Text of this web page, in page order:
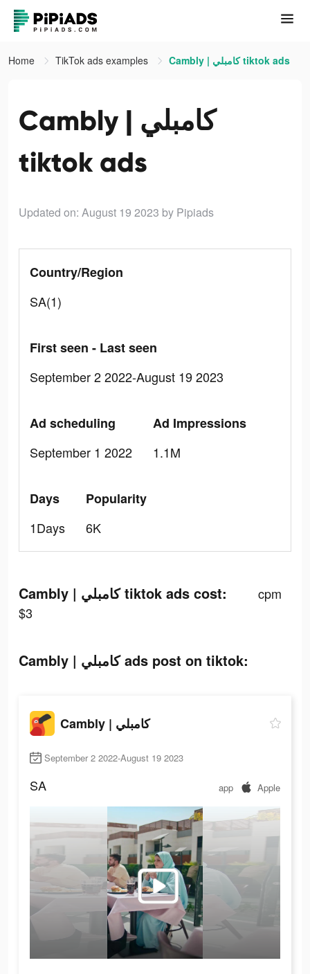
Home TikTok ads examples Cambly | كامبلي tiktok ads
Cambly | كامبلي
tiktok ads
Updated on: August 19 2023 by Pipiads
Country/Region
SA(1)
First seen - Last seen
September 2 2022-August 19 2023
Ad scheduling
September 1 2022
Ad Impressions
1.1M
Days
1Days
Popularity
6K
Cambly | كامبلي tiktok ads cost:
cpm
$3
Cambly | كامبلي ads post on tiktok:
Cambly | كامبلي
September 2 2022-August 19 2023
SA app Apple